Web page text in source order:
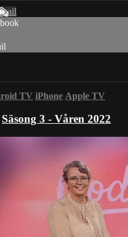
TV iPhone Apple TV
Säsong 3 - Våren 2022